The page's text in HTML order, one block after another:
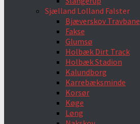
Sjælland Lolland Falster
Bjæverskov Travbane
Fakse
Glumsø
Holbæk Dirt Track
Holbæk Stadion
Kalundborg
Karrebæksminde
Korsør
Køge
Løng